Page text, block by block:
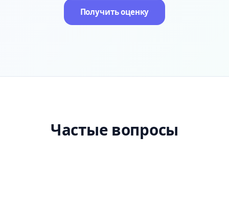
Получить оценку
Частые вопросы